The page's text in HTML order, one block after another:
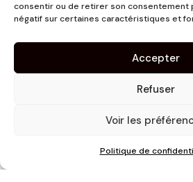
consentir ou de retirer son consentement
négatif sur certaines caractéristiques et
Accepter
Refuser
Voir les
Politique de
3 place Jeanne d'Arc
31000 Toulouse
contact@pujolmaison.com
05 62 73 70 73